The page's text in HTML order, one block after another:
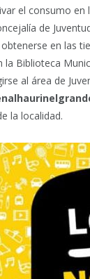
el consumo
de
en las
la Biblioteca
al área de
la localidad.